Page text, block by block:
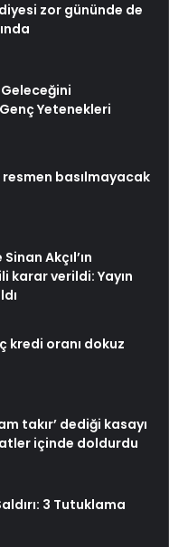
zor gününde de
Geleceğini
Yetenekleri
basılmayacak
Akçıl’ın
karar verildi: Yayın
kredi oranı dokuz
takır’ dediği kasayı
içinde doldurdu
3 Tutuklama